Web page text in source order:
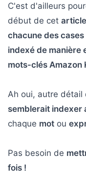
C'est d'ailleurs
début de cet article
chacune des
indexé de manière
mots-clés Amazon
Ah oui, autre détail
semblerait indexer
chaque mot ou
Pas besoin de
fois !